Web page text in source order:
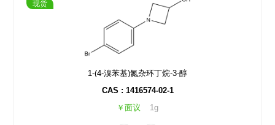
现货
1-(4-溴苯基)氮杂环丁烷-3-醇
CAS : 1416574-02-1
￥面议
1g